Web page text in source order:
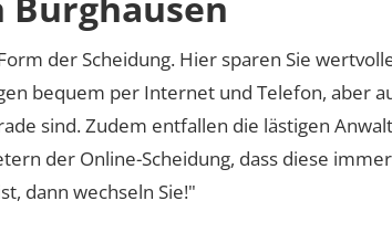
der Scheidung. Hier sparen Sie
bequem per Internet und Telefon, aber
sind. Zudem entfallen die lästigen
der Online-Scheidung, dass diese
dann wechseln Sie!"